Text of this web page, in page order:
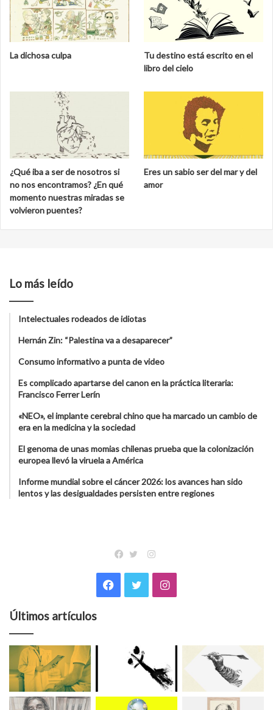
La dichosa culpa
Tu destino está escrito en el
libro del cielo
¿Qué iba a ser de nosotros si
no nos encontramos? ¿En qué
momento nuestras miradas se
volvieron puentes?
Eres un sabio ser del mar y del
amor
Lo más leído
Intelectuales rodeados de idiotas
Hernán Zin: “Palestina va a desaparecer”
Consumo informativo a punta de video
Es complicado apartarse del canon en la práctica literaria:
Francisco Ferrer Lerín
«NEO», el implante cerebral chino que ha marcado un cambio de
era en la medicina y la sociedad
El genoma de unas momias chilenas prueba que la colonización
europea llevó la viruela a América
Informe mundial sobre el cáncer 2026: los avances han sido
lentos y las desigualdades persisten entre regiones
Instagram
Facebook
TwitterInstagram
Últimos artículos